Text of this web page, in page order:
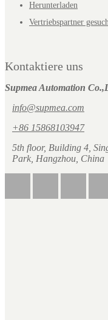
Herunterladen
Vertriebspartner
Kontaktiere uns
Supmea Automation
info@supmea.com
+86 15868103947
5th floor, Building 4,
Park, Hangzhou, China